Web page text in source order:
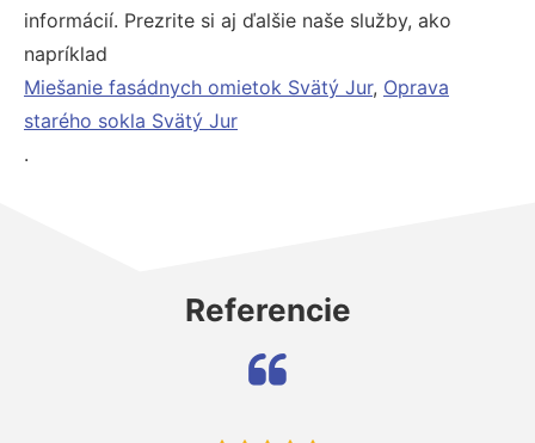
informácií. Prezrite si aj ďalšie naše služby, ako
napríklad
Miešanie fasádnych omietok Svätý Jur, Oprava
starého sokla Svätý Jur
.
Referencie